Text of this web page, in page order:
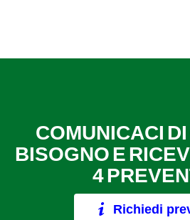
COMUNICACI
BISOGNO E
4
Richiedi